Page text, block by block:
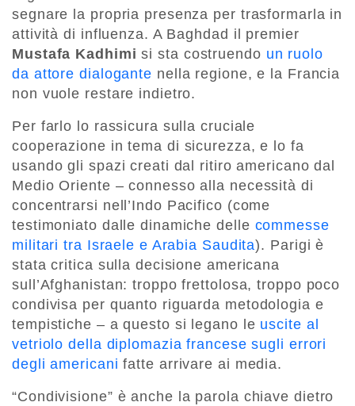
segnare la propria presenza per trasformarla in
attività di influenza. A Baghdad il premier
Mustafa Kadhimi si sta costruendo un ruolo
da attore dialogante nella regione, e la Francia
non vuole restare indietro.
Per farlo lo rassicura sulla cruciale
cooperazione in tema di sicurezza, e lo fa
usando gli spazi creati dal ritiro americano dal
Medio Oriente – connesso alla necessità di
concentrarsi nell’Indo Pacifico (come
testimoniato dalle dinamiche delle commesse
militari tra Israele e Arabia Saudita). Parigi è
stata critica sulla decisione americana
sull’Afghanistan: troppo frettolosa, troppo poco
condivisa per quanto riguarda metodologia e
tempistiche – a questo si legano le uscite al
vetriolo della diplomazia francese sugli errori
degli americani fatte arrivare ai media.
“Condivisione” è anche la parola chiave dietro